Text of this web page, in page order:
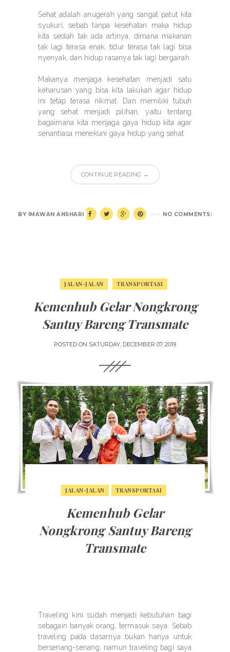
Sehat adalah anugerah yang sangat patut kita
syukuri, sebab tanpa kesehatan maka hidup
kita seolah tak ada artinya, dimana makanan
tak lagi terasa enak, tidur terasa tak lagi bisa
nyenyak, dan hidup rasanya tak lagi bergairah.
Makanya menjaga kesehatan menjadi satu
keharusan yang bisa kita lakukan agar hidup
ini tetap terasa nikmat. Dan memiliki tubuh
yang sehat menjadi pilihan, yaitu tentang
bagaimana kita menjaga gaya hidup kita agar
senantiasa menekuni gaya hidup yang sehat.
CONTINUE READING →
NO COMMENTS:
BY IMAWAN ANSHARI
JALAN-JALAN TRANSPORTASI
Kemenhub Gelar Nongkrong
Santuy Bareng Transmate
POSTED ON SATURDAY, DECEMBER 07, 2019
JALAN-JALAN TRANSPORTASI
Kemenhub Gelar
Nongkrong Santuy Bareng
Transmate
Traveling kini sudah menjadi kebutuhan bagi
sebagain banyak orang, termasuk saya. Sebab
traveling pada dasarnya bukan hanya untuk
bersenang-senang, namun traveling bagi saya